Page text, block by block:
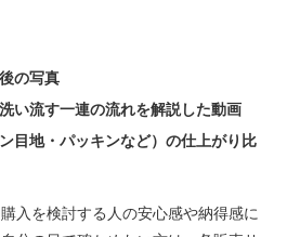
の写真
い流す一連の流れを解説した動画
目地・パッキンなど）の仕上がり比
入を検討する人の安心感や納得感に